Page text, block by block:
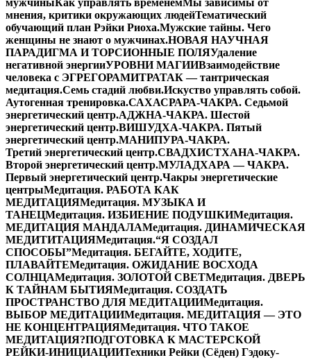
мужчиныКак управлять временемМы зависимы от
мнения, критики окружающих людейТематический
обучающий план Рэйки Риоха.Мужские тайны. Чего
женщины не знают о мужчинах.НОВАЯ НАУЧНАЯ
ПАРАДИГМА И ТОРСИОННЫЕ ПОЛЯУдаление
негативной энергииУРОВНИ МАГИИВзаимодействие
человека с ЭГРЕГОРАМИТРАТАК — тантрическая
медитация.Семь стадий любви.Искуство управлять собой.
Аутогенная тренировка.САХАСРАРА-ЧАКРА. Седьмой
энергетический центр.АДЖНА-ЧАКРА. Шестой
энергетический центр.ВИШУДХА-ЧАКРА. Пятый
энергетический центр.МАНИПУРА-ЧАКРА.
Третий энергетический центр.СВАДХИСТХАНА-ЧАКРА.
Второй энергетический центр.МУЛАДХАРА — ЧАКРА.
Первый энергетический центр.Чакры энергетические
центрыМедитация. РАБОТА КАК
МЕДИТАЦИЯМедитация. МУЗЫКА И
ТАНЕЦМедитация. ИЗБИЕНИЕ ПОДУШКИМедитация.
МЕДИТАЦИЯ МАНДАЛАМедитация. ДИНАМИЧЕСКАЯ
МЕДИТИТАЦИЯМедитация.“Я СОЗДАЛ
СПОСОБЫ”Медитация. БЕГАЙТЕ, ХОДИТЕ,
ПЛАВАЙТЕМедитация. ОЖИДАНИЕ ВОСХОДА
СОЛНЦАМедитация. ЗОЛОТОЙ СВЕТМедитация. ДВЕРЬ
К ТАЙНАМ БЫТИЯМедитация. СОЗДАТЬ
ПРОСТРАНСТВО ДЛЯ МЕДИТАЦИИМедитация.
ВЫБОР МЕДИТАЦИИМедитация. МЕДИТАЦИЯ — ЭТО
НЕ КОНЦЕНТРАЦИЯМедитация. ЧТО ТАКОЕ
МЕДИТАЦИЯ?ПОДГОТОВКА К МАСТЕРСКОЙ
РЕЙКИ-ИНИЦИАЦИИТехники Рейки (Сёден) Гэдоку-